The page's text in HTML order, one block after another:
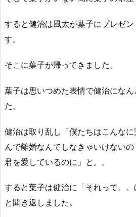
すると健治は風太が葉子にプレゼ
す。
そこに葉子が帰ってきました。
葉子は思いつめた表情で健治にな
た。
健治は取り乱し「僕たちはこんな
んで離婚なんてしなきゃいけない
君を愛しているのに」と。。
すると葉子は健治に「それって。。
と聞き返しました。